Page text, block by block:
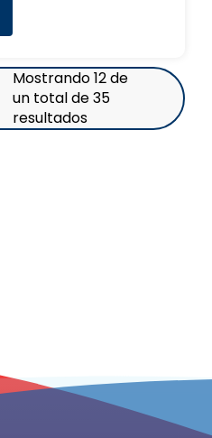
Mostrando 12 de
un total de 35
resultados